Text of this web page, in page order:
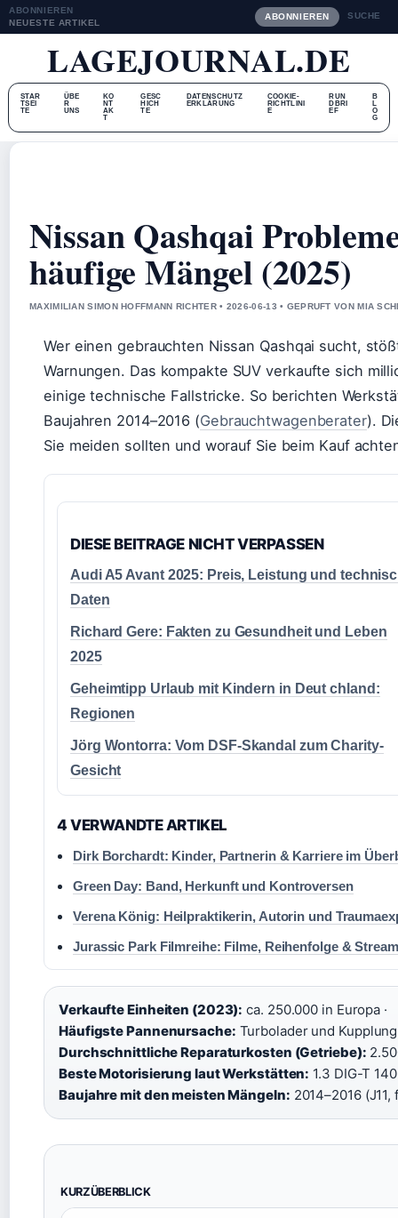
ABONNIEREN
NEUESTE ARTIKEL
ABONNIEREN SUCHE
LAGEJOURNAL.DE
STAR
TSEI
TE
ÜBE
R
UNS
KO
NT
AK
T
GESC
HICH
TE
DATENSCHUTZ
ERKLÄRUNG
COOKIE-
RICHTLINI
E
RUN
DBRI
EF
B
L
O
G
Nissan Qashqai
häufige Mängel (2025)
MAXIMILIAN SIMON HOFFMANN RICHTER • 2026-06-13 • GEPRUFT VON MIA
Wer einen gebrauchten Nissan Qashqai sucht,
Warnungen. Das kompakte SUV verkaufte sich
einige technische Fallstricke. So berichten
Baujahren 2014–2016 (Gebrauchtwagenberater).
Sie meiden sollten und worauf Sie beim Kauf
DIESE BEITRAGE NICHT VERPASSEN
Audi A5 Avant 2025: Preis, Leistung und
Daten
Richard Gere: Fakten zu Gesundheit und Leben
2025
Geheimtipp Urlaub mit Kindern in Deut chland:
Regionen
Jörg Wontorra: Vom DSF-Skandal zum Charity-
Gesicht
4 VERWANDTE ARTIKEL
Dirk Borchardt: Kinder, Partnerin & Karriere im
Green Day: Band, Herkunft und Kontroversen
Verena König: Heilpraktikerin, Autorin und
Jurassic Park Filmreihe: Filme, Reihenfolge & Stream
Verkaufte Einheiten (2023): ca. 250.000 in Europa ·
Häufigste Pannenursache: Turbolader und Kupplung
Durchschnittliche Reparaturkosten (Getriebe):
Beste Motorisierung laut Werkstätten: 1.3 DIG-T 140
Baujahre mit den meisten Mängeln: 2014–2016
KURZÜBERBLICK